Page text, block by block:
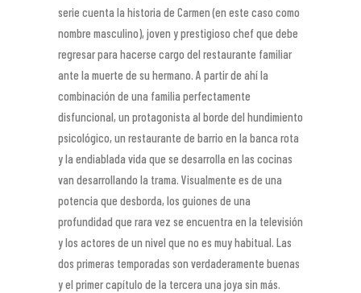
serie cuenta la historia de Carmen (en este caso como
nombre masculino), joven y prestigioso chef que debe
regresar para hacerse cargo del restaurante familiar
ante la muerte de su hermano. A partir de ahí la
combinación de una familia perfectamente
disfuncional, un protagonista al borde del hundimiento
psicológico, un restaurante de barrio en la banca rota
y la endiablada vida que se desarrolla en las cocinas
van desarrollando la trama. Visualmente es de una
potencia que desborda, los guiones de una
profundidad que rara vez se encuentra en la televisión
y los actores de un nivel que no es muy habitual. Las
dos primeras temporadas son verdaderamente buenas
y el primer capítulo de la tercera una joya sin más.